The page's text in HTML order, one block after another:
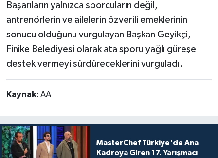
Başarıların yalnızca sporcuların değil,
antrenörlerin ve ailelerin özverili emeklerinin
sonucu olduğunu vurgulayan Başkan Geyikçi,
Finike Belediyesi olarak ata sporu yağlı güreşe
destek vermeyi sürdüreceklerini vurguladı.
Kaynak: AA
MasterChef Türkiye'de Ana
Kadroya Giren 17. Yarışmacı